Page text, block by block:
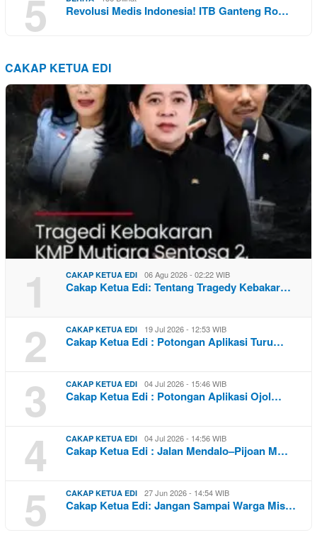
5 Revolusi Medis Indonesia! ITB Ganteng Ro…
CAKAP KETUA EDI
1 CAKAP KETUA EDI 06 Agu 2026 - 02:22 WIB
Cakap Ketua Edi: Tentang Tragedy Kebakar…
2 CAKAP KETUA EDI 19 Jul 2026 - 12:53 WIB
Cakap Ketua Edi : Potongan Aplikasi Turu…
3 CAKAP KETUA EDI 04 Jul 2026 - 15:46 WIB
Cakap Ketua Edi : Potongan Aplikasi Ojol…
4 CAKAP KETUA EDI 04 Jul 2026 - 14:56 WIB
Cakap Ketua Edi : Jalan Mendalo–Pijoan M…
5 CAKAP KETUA EDI 27 Jun 2026 - 14:54 WIB
Cakap Ketua Edi: Jangan Sampai Warga Mis…